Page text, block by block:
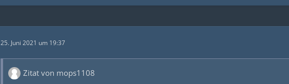
25. Juni 2021 um 19:37
Zitat von mops1108